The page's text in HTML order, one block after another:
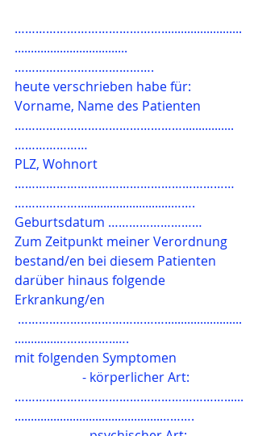
…………………………………….........................
...................................
………………………………….
heute verschrieben habe für:
Vorname, Name des Patienten
…………………………………………................
…………………
PLZ, Wohnort
………………………………………………………
……………….............................…….
Geburtsdatum ………………………
Zum Zeitpunkt meiner Verordnung
bestand/en bei diesem Patienten
darüber hinaus folgende
Erkrankung/en
……………………………………........................
.............……………..….
mit folgenden Symptomen
- körperlicher Art:
……………………………………………………......
.............................................……….